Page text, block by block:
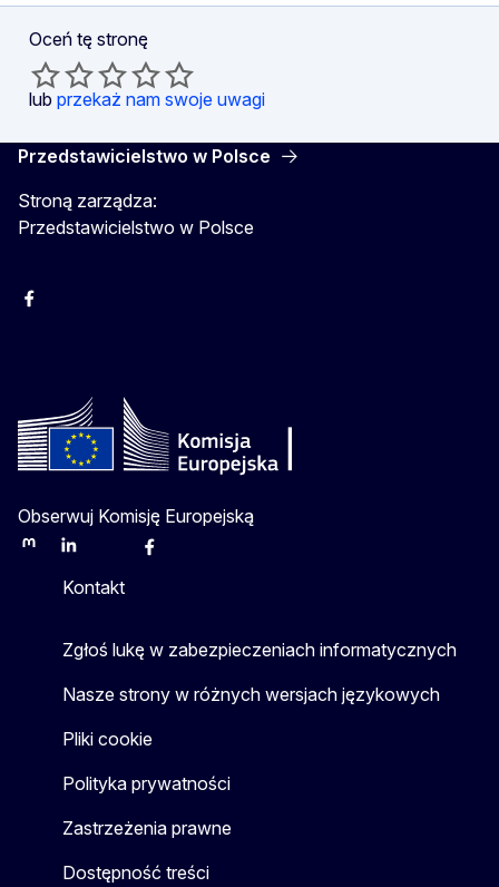
Oceń tę stronę
lub przekaż nam swoje uwagi
Przedstawicielstwo w Polsce
Stroną zarządza:
Przedstawicielstwo w Polsce
Facebook
Obserwuj Komisję Europejską
MastodonLinkedInBlueskyFacebook
Kontakt
Zgłoś lukę w zabezpieczeniach informatycznych
Nasze strony w różnych wersjach językowych
Pliki cookie
Polityka prywatności
Zastrzeżenia prawne
Dostępność treści